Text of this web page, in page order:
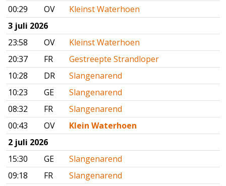
00:29
OV
Kleinst Waterhoen
3 juli 2026
23:58
OV
Kleinst Waterhoen
20:37
FR
Gestreepte Strandloper
10:28
DR
Slangenarend
10:23
GE
Slangenarend
08:32
FR
Slangenarend
00:43
OV
Klein Waterhoen
2 juli 2026
15:30
GE
Slangenarend
09:18
FR
Slangenarend